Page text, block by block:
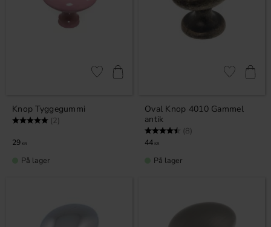
Knop Tyggegummi
Vurdering: (2)
29 KR
Gem som favorit
På lager
Oval Knop 4010 Gammel
antik
Vurdering: (8)
44 KR
Gem som
På lager